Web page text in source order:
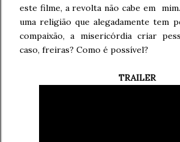
este filme, a revolta não cabe em
uma religião que alegadamente tem
compaixão, a misericórdia criar
caso, freiras? Como é possível?
TRAILER